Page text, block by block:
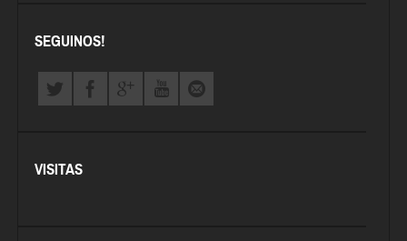
SEGUINOS!
VISITAS